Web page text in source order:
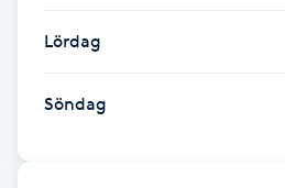
Gel naglar
Lördag
Söndag